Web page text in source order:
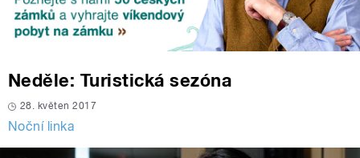
Neděle: Turistická sezóna
28. květen 2017
Noční linka